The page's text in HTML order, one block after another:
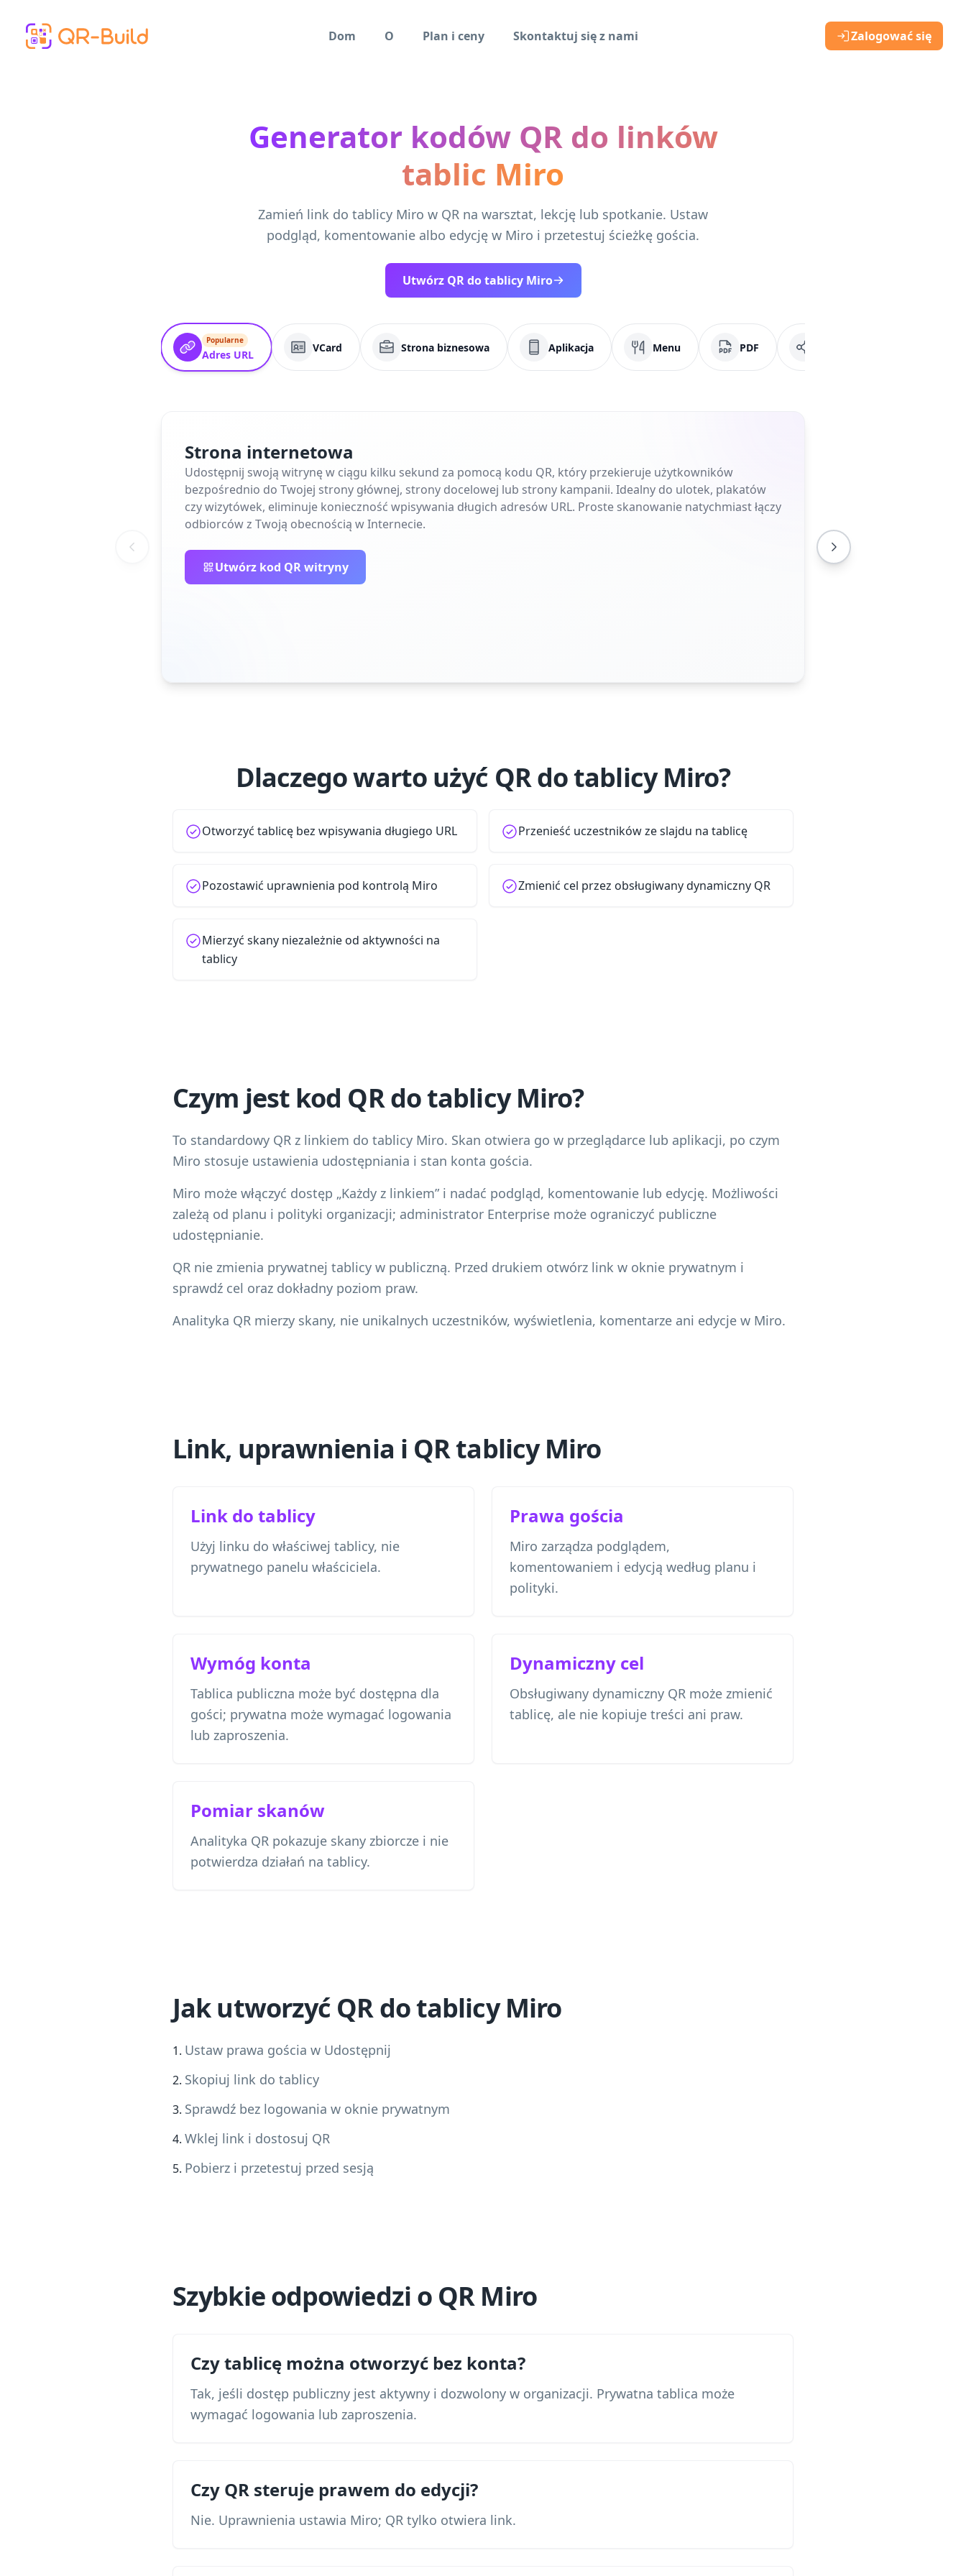
Dom
O Plan i ceny Skontaktuj się z nami Zalogować się
Generator kodów QR do linków
tablic Miro
Zamień link do tablicy Miro w QR na warsztat, lekcję lub spotkanie. Ustaw
podgląd, komentowanie albo edycję w Miro i przetestuj ścieżkę gościa.
Utwórz QR do tablicy Miro
Popularne
Adres URL
VCard Strona biznesowa Aplikacja Menu PDF
Strona internetowa
Udostępnij swoją witrynę w ciągu kilku sekund za pomocą kodu QR, który przekieruje użytkowników
bezpośrednio do Twojej strony głównej, strony docelowej lub strony kampanii. Idealny do ulotek, plakatów
czy wizytówek, eliminuje konieczność wpisywania długich adresów URL. Proste skanowanie natychmiast łączy
odbiorców z Twoją obecnością w Internecie.
Utwórz kod QR witryny
Dlaczego warto użyć QR do tablicy Miro?
Otworzyć tablicę bez wpisywania długiego URL Przenieść uczestników ze slajdu na tablicę
Pozostawić uprawnienia pod kontrolą Miro Zmienić cel przez obsługiwany dynamiczny QR
Mierzyć skany niezależnie od aktywności na
tablicy
Czym jest kod QR do tablicy Miro?
To standardowy QR z linkiem do tablicy Miro. Skan otwiera go w przeglądarce lub aplikacji, po czym
Miro stosuje ustawienia udostępniania i stan konta gościa.
Miro może włączyć dostęp „Każdy z linkiem” i nadać podgląd, komentowanie lub edycję. Możliwości
zależą od planu i polityki organizacji; administrator Enterprise może ograniczyć publiczne
udostępnianie.
QR nie zmienia prywatnej tablicy w publiczną. Przed drukiem otwórz link w oknie prywatnym i
sprawdź cel oraz dokładny poziom praw.
Analityka QR mierzy skany, nie unikalnych uczestników, wyświetlenia, komentarze ani edycje w Miro.
Link, uprawnienia i QR tablicy Miro
Link do tablicy
Użyj linku do właściwej tablicy, nie
prywatnego panelu właściciela.
Prawa gościa
Miro zarządza podglądem,
komentowaniem i edycją według planu i
polityki.
Wymóg konta
Tablica publiczna może być dostępna dla
gości; prywatna może wymagać logowania
lub zaproszenia.
Dynamiczny cel
Obsługiwany dynamiczny QR może zmienić
tablicę, ale nie kopiuje treści ani praw.
Pomiar skanów
Analityka QR pokazuje skany zbiorcze i nie
potwierdza działań na tablicy.
Jak utworzyć QR do tablicy Miro
Ustaw prawa gościa w Udostępnij
Skopiuj link do tablicy
Sprawdź bez logowania w oknie prywatnym
Wklej link i dostosuj QR
Pobierz i przetestuj przed sesją
Szybkie odpowiedzi o QR Miro
Czy tablicę można otworzyć bez konta?
Tak, jeśli dostęp publiczny jest aktywny i dozwolony w organizacji. Prywatna tablica może
wymagać logowania lub zaproszenia.
Czy QR steruje prawem do edycji?
Nie. Uprawnienia ustawia Miro; QR tylko otwiera link.